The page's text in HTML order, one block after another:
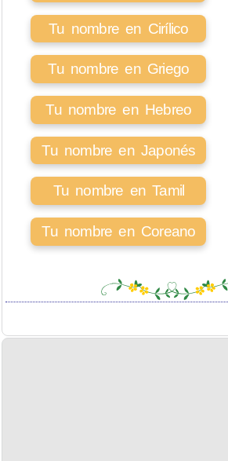
Tu nombre en Cirílico
Tu nombre en Griego
Tu nombre en Hebreo
Tu nombre en Japonés
Tu nombre en Tamil
Tu nombre en Coreano